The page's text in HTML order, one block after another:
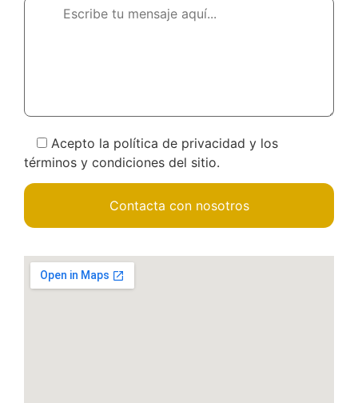
Acepto la política de privacidad y los
términos y condiciones del sitio.